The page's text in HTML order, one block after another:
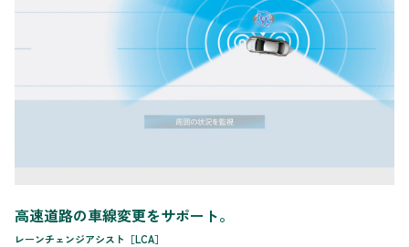
高速道路の車線変更をサポート。
レーンチェンジアシスト［LCA］